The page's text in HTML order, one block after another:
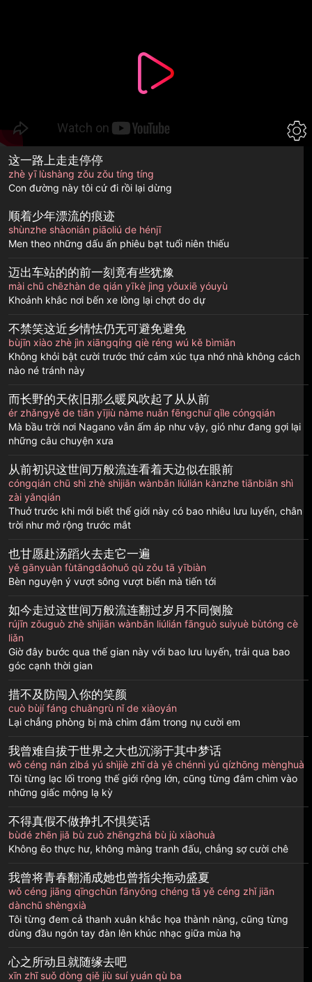
这一路上走走停停
zhè yī lùshàng zǒu zǒu tíng tíng
Con đường này tôi cứ đi rồi lại dừng
顺着少年漂流的痕迹
shùnzhe shàonián piāoliú de hénjī
Men theo những dấu ấn phiêu bạt tuổi niên thiếu
迈出车站的的前一刻竟有些犹豫
mài chū chēzhàn de qián yīkè jìng yǒuxiē yóuyù
Khoảnh khắc nơi bến xe lòng lại chợt do dự
不禁笑这近乡情怯仍无可避免避免
bùjīn xiào zhè jìn xiāngqíng qiè réng wú kě bìmiǎn
Không khỏi bật cười trước thứ cảm xúc tựa nhớ nhà không cách
nào né tránh này
而长野的天依旧那么暖风吹起了从从前
ér zhǎngyě de tiān yījiù nàme nuǎn fēngchuī qǐle cóngqián
Mà bầu trời nơi Nagano vẫn ấm áp như vậy, gió như đang gợi lại
những câu chuyện xưa
从前初识这世间万般流连看着天边似在眼前
cóngqián chū shì zhè shìjiān wànbān liúlián kànzhe tiānbiān shì
zài yǎnqián
Thuở trước khi mới biết thế giới này có bao nhiêu lưu luyến, chân
trời như mở rộng trước mắt
也甘愿赴汤蹈火去走它一遍
yě gānyuàn fùtāngdǎohuǒ qù zǒu tā yībiàn
Bèn nguyện ý vượt sông vượt biển mà tiến tới
如今走过这世间万般流连翻过岁月不同侧脸
rújīn zǒuguò zhè shìjiān wànbān liúlián fānguò suìyuè bùtóng cè
liǎn
Giờ đây bước qua thế gian này với bao lưu luyến, trải qua bao
góc cạnh thời gian
措不及防闯入你的笑颜
cuò bùjí fáng chuǎngrù nǐ de xiàoyán
Lại chẳng phòng bị mà chìm đắm trong nụ cười em
我曾难自拔于世界之大也沉溺于其中梦话
wǒ céng nán zìbá yú shìjiè zhī dà yě chénnì yú qízhōng mènghuà
Tôi từng lạc lối trong thế giới rộng lớn, cũng từng đắm chìm vào
những giấc mộng lạ kỳ
不得真假不做挣扎不惧笑话
bùdé zhēn jiǎ bù zuò zhēngzhá bù jù xiàohuà
Không ẽo thực hư, không màng tranh đấu, chẳng sợ cười chê
我曾将青春翻涌成她也曾指尖拖动盛夏
wǒ céng jiāng qīngchūn fānyǒng chéng tā yě céng zhǐ jiān
dànchū shèngxià
Tôi từng đem cả thanh xuân khắc họa thành nàng, cũng từng
dùng đầu ngón tay đàn lên khúc nhạc giữa mùa hạ
心之所动且就随缘去吧
xīn zhī suǒ dòng qiě jiù suí yuán qù ba